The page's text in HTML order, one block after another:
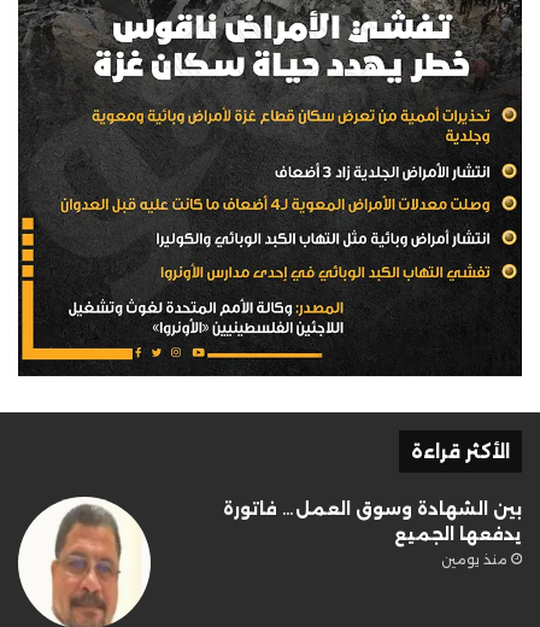
الأكثر قراءة
بين الشهادة وسوق العمل… فاتورة
يدفعها الجميع
منذ يومين